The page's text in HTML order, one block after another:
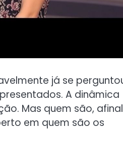
já se
A dinâmica
Mas quem são,
em quem são os